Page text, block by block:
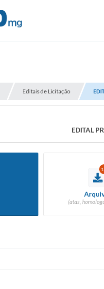
Editais de Licitação
EDITAL
(atas,